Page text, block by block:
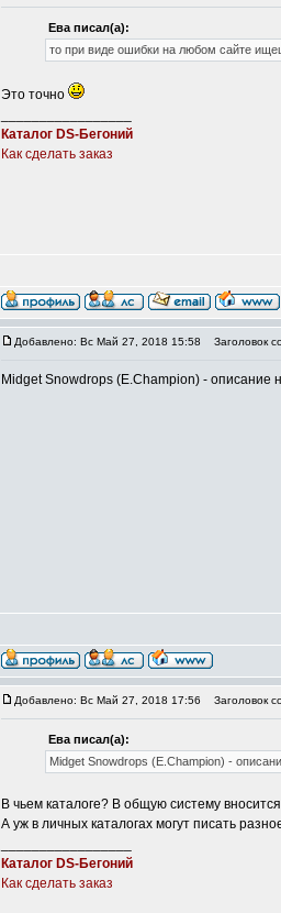
Ева писал(а):
то при виде ошибки на любом сайте
Это точно
Каталог DS-Бегоний
Как сделать заказ
Добавлено: Вс Май 27, 2018 15:58 Заголовок
Midget Snowdrops (E.Champion) - описание
Добавлено: Вс Май 27, 2018 17:56 Заголовок
Ева писал(а):
Midget Snowdrops (E.Champion) -
В чьем каталоге? В общую систему
А уж в личных каталогах могут писать
Каталог DS-Бегоний
Как сделать заказ